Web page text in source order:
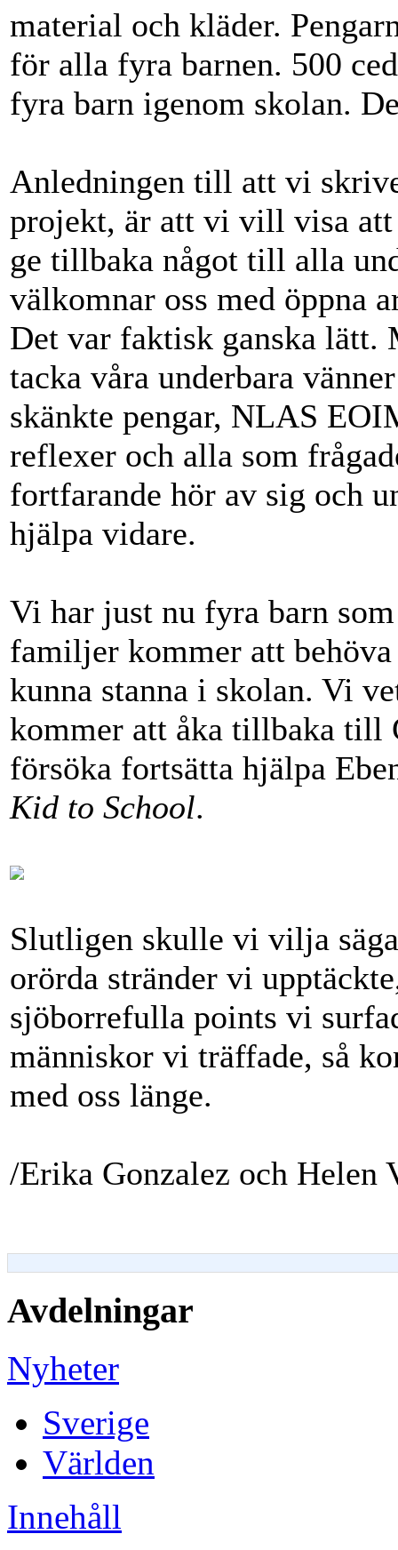
material och kläder.
för alla fyra barnen. 500
fyra barn igenom skolan.
Anledningen till att vi
projekt, är att vi vill visa att
ge tillbaka något till alla
välkomnar oss med öppna
Det var faktisk ganska lätt.
tacka våra underbara
skänkte pengar, NLAS
reflexer och alla som
fortfarande hör av sig och
hjälpa vidare.
Vi har just nu fyra barn
familjer kommer att
kunna stanna i skolan. Vi
kommer att åka tillbaka till
försöka fortsätta hjälpa
Kid to School.
Slutligen skulle vi vilja
orörda stränder vi
sjöborrefulla points vi
människor vi träffade, så
med oss länge.
/Erika Gonzalez och Helen
Avdelningar
Nyheter
Sverige
Världen
Innehåll